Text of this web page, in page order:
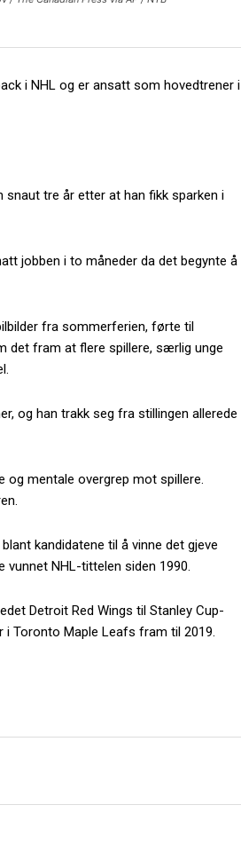
i NHL og er ansatt som hovedtrener i
tre år etter at han fikk sparken i
jobben i to måneder da det begynte å
fra sommerferien, førte til
det fram at flere spillere, særlig unge
og han trakk seg fra stillingen allerede
og mentale overgrep mot spillere.
kandidatene til å vinne det gjeve
vunnet NHL-tittelen siden 1990.
Detroit Red Wings til Stanley Cup-
i Toronto Maple Leafs fram til 2019.